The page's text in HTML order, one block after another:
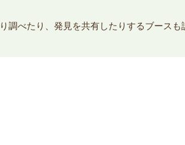
調べたり、発見を共有したりするブースも